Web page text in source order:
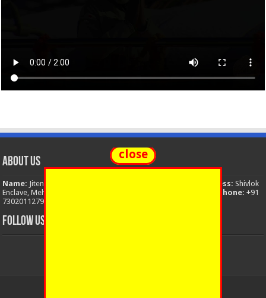
About Us
Name: Jitendra Singh Address: Shivlok
Enclave, Mehuwala Mafi, Dehradun, Uttarakhand, 248001, India
Phone: +91
7302011279
FOLLOW US
close